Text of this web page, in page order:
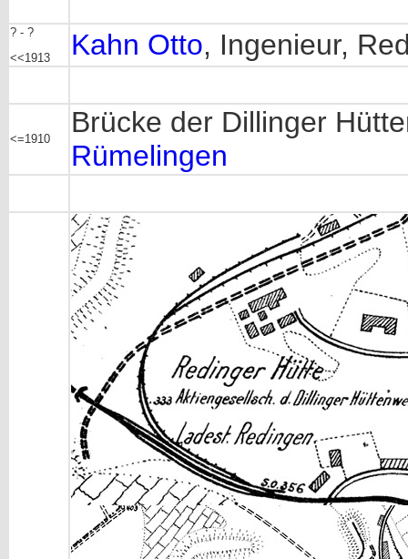
? - ?
<<1913
Kahn Otto, Ingenieur,
<=1910
Brücke der Dillinger
Rümelingen